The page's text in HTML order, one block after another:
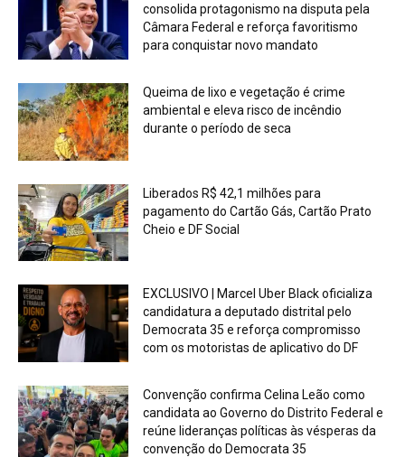
consolida protagonismo na disputa pela
Câmara Federal e reforça favoritismo
para conquistar novo mandato
Queima de lixo e vegetação é crime
ambiental e eleva risco de incêndio
durante o período de seca
Liberados R$ 42,1 milhões para
pagamento do Cartão Gás, Cartão Prato
Cheio e DF Social
EXCLUSIVO | Marcel Uber Black oficializa
candidatura a deputado distrital pelo
Democrata 35 e reforça compromisso
com os motoristas de aplicativo do DF
Convenção confirma Celina Leão como
candidata ao Governo do Distrito Federal e
reúne lideranças políticas às vésperas da
convenção do Democrata 35